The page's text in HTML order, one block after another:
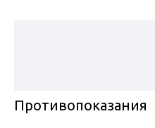
Противопоказания